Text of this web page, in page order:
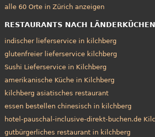
alle 60 Orte in Zürich anzeigen
RESTAURANTS NACH LÄNDERKÜCHEN
indischer lieferservice in kilchberg
glutenfreier lieferservice kilchberg
Sushi Lieferservice in Kilchberg
amerikanische Küche in Kilchberg
kilchberg asiatisches restaurant
essen bestellen chinesisch in kilchberg
hotel-pauschal-inclusive-direkt-buchen.de
gutbürgerliches restaurant in kilchberg